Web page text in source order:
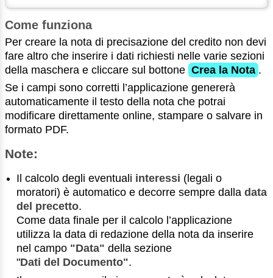
Come funziona
Per creare la nota di precisazione del credito non devi
fare altro che inserire i dati richiesti nelle varie sezioni
della maschera e cliccare sul bottone Crea la Nota .
Se i campi sono corretti l’applicazione genererà
automaticamente il testo della nota che potrai
modificare direttamente online, stampare o salvare in
formato PDF.
Note:
Il calcolo degli eventuali interessi (legali o
moratori) è automatico e decorre sempre dalladata
del precetto.
Come data finale per il calcolo l’applicazione
utilizza la data di redazione della nota da inserire
nel campo "Data" della sezione
"Dati del Documento".